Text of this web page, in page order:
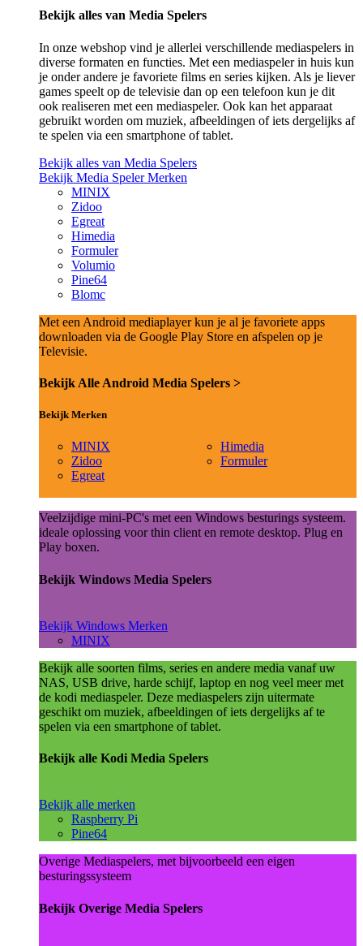
Bekijk alles van Media Spelers
In onze webshop vind je allerlei verschillende mediaspelers in
diverse formaten en functies. Met een mediaspeler in huis kun
je onder andere je favoriete films en series kijken. Als je liever
games speelt op de televisie dan op een telefoon kun je dit
ook realiseren met een mediaspeler. Ook kan het apparaat
gebruikt worden om muziek, afbeeldingen of iets dergelijks af
te spelen via een smartphone of tablet.
Bekijk alles van Media Spelers
Bekijk Media Speler Merken
MINIX
Zidoo
Egreat
Himedia
Formuler
Volumio
Pine64
Blomc
Met een Android mediaplayer kun je al je favoriete apps
downloaden via de Google Play Store en afspelen op je
Televisie.
Bekijk Alle Android Media Spelers >
Bekijk Merken
MINIX
Zidoo
Egreat
Himedia
Formuler
Veelzijdige mini-PC's met een Windows besturings systeem.
ideale oplossing voor thin client en remote desktop. Plug en
Play boxen.
Bekijk Windows Media Spelers
Bekijk Windows Merken
MINIX
Bekijk alle soorten films, series en andere media vanaf uw
NAS, USB drive, harde schijf, laptop en nog veel meer met
de kodi mediaspeler. Deze mediaspelers zijn uitermate
geschikt om muziek, afbeeldingen of iets dergelijks af te
spelen via een smartphone of tablet.
Bekijk alle Kodi Media Spelers
Bekijk alle merken
Raspberry Pi
Pine64
Overige Mediaspelers, met bijvoorbeeld een eigen
besturingssysteem
Bekijk Overige Media Spelers